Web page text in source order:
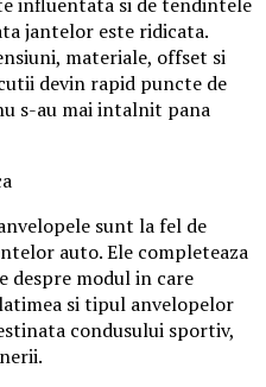
jantelor este ridicata.
materiale, offset si
devin rapid puncte de
s-au mai intalnit pana
sunt la fel de
auto. Ele completeaza
despre modul in care
si tipul anvelopelor
condusului sportiv,